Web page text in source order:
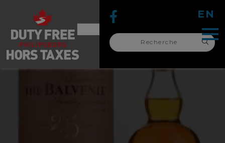
pour :
EN
recherche
pour :